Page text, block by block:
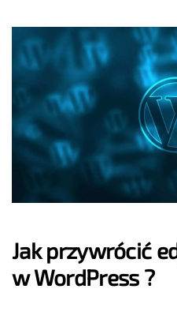
Jak przywrócić
w WordPress ?